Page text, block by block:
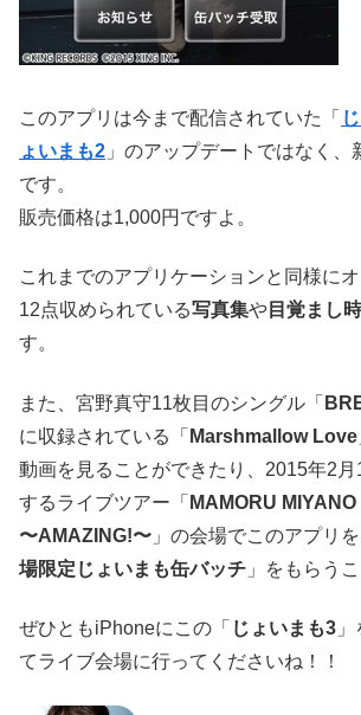
このアプリは今まで配信されていた「
ょいまも2 」のアップデートではなく、
です。
販売価格は1,000円ですよ。
これまでのアプリケーションと同様に
12点収められている写真集や 目覚まし
す。
また、宮野真守11枚目のシングル「
に収録されている「 Marshmallow Love
動画を見ることができたり、2015年2月
するライブツアー「 MAMORU
〜AMAZING!〜 」の会場でこのアプリ
場限定じょいまも缶バッチ 」をもらう
ぜひともiPhoneにこの「 じょいまも3
てライブ会場に行ってくださいね！！